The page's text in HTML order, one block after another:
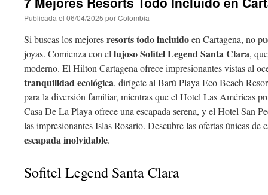
Publicada el 06/04/2025 porColombia
Si buscas los mejoresresorts todo incluidoen Cartagena, no
joyas. Comienza con el lujoso Sofitel Legend Santa Clara,
moderno. El Hilton Cartagena ofrece impresionantes vistas al
tranquilidad ecológica, dirígete al Barú Playa Eco Beach
para la diversión familiar, mientras que el Hotel Las Américas
Casa De La Playa ofrece una escapada serena, y el Hotel San
las impresionantes Islas Rosario. Descubre las ofertas únicas de
escapada inolvidable.
Sofitel Legend Santa Clara